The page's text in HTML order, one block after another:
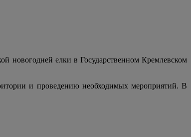
новогодней елки в Государственном Кремлевском
и проведению необходимых мероприятий. В